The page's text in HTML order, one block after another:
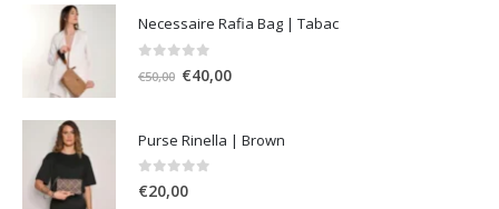
Necessaire Rafia Bag | Tabac
out of 5
€50,00 Original
€50,00.
€40,00Η
είναι:
Purse Rinella | Brown
0 out of 5
€20,00